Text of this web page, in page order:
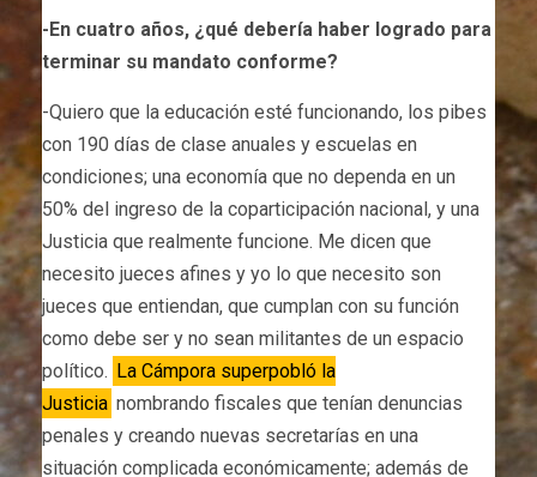
-En cuatro años, ¿qué debería haber logrado para
terminar su mandato conforme?
-Quiero que la educación esté funcionando, los pibes
con 190 días de clase anuales y escuelas en
condiciones; una economía que no dependa en un
50% del ingreso de la coparticipación nacional, y una
Justicia que realmente funcione. Me dicen que
necesito jueces afines y yo lo que necesito son
jueces que entiendan, que cumplan con su función
como debe ser y no sean militantes de un espacio
político. La Cámpora superpobló la
Justicia nombrando fiscales que tenían denuncias
penales y creando nuevas secretarías en una
situación complicada económicamente; además de